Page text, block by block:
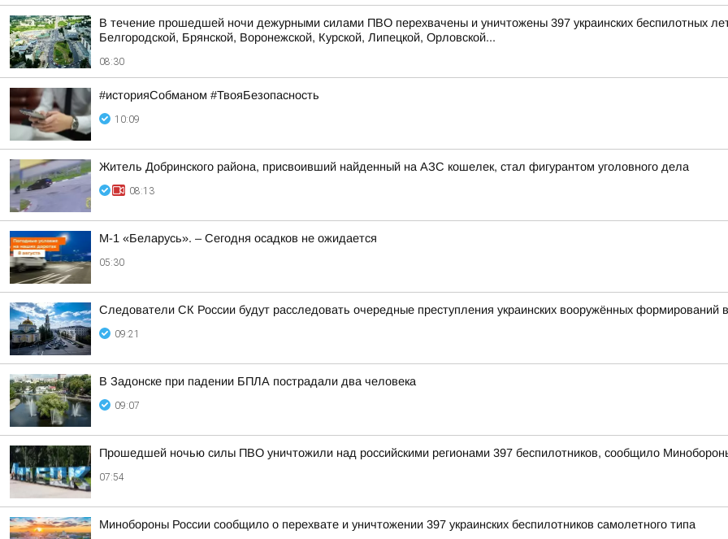
В течение прошедшей ночи дежурными силами ПВО перехвачены и уничтожены 397 украинских беспилотных
Белгородской, Брянской, Воронежской, Курской, Липецкой, Орловской...
08:30
#историяСобманом #ТвояБезопасность
10:09
Житель Добринского района, присвоивший найденный на АЗС кошелек, стал фигурантом уголовного дела
08:13
М-1 «Беларусь». – Сегодня осадков не ожидается
05:30
Следователи СК России будут расследовать очередные преступления украинских вооружённых
09:21
В Задонске при падении БПЛА пострадали два человека
09:07
Прошедшей ночью силы ПВО уничтожили над российскими регионами 397 беспилотников, сообщило
07:54
Минобороны России сообщило о перехвате и уничтожении 397 украинских беспилотников самолетного типа